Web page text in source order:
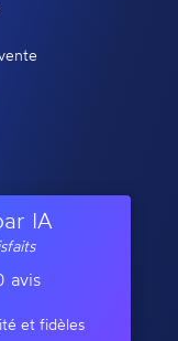
IA
avis
et fidèles